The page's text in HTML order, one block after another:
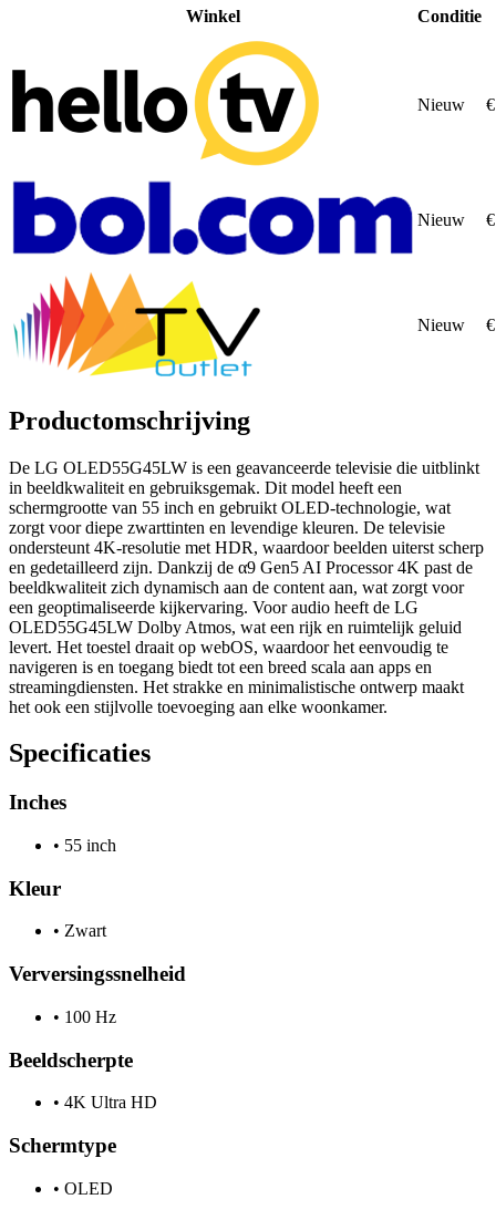
Winkel Conditie
Nieuw
Nieuw
Nieuw
Productomschrijving
De LG OLED55G45LW is een geavanceerde televisie die uitblinkt
in beeldkwaliteit en gebruiksgemak. Dit model heeft een
schermgrootte van 55 inch en gebruikt OLED-technologie, wat
zorgt voor diepe zwarttinten en levendige kleuren. De televisie
ondersteunt 4K-resolutie met HDR, waardoor beelden uiterst scherp
en gedetailleerd zijn. Dankzij de α9 Gen5 AI Processor 4K past de
beeldkwaliteit zich dynamisch aan de content aan, wat zorgt voor
een geoptimaliseerde kijkervaring. Voor audio heeft de LG
OLED55G45LW Dolby Atmos, wat een rijk en ruimtelijk geluid
levert. Het toestel draait op webOS, waardoor het eenvoudig te
navigeren is en toegang biedt tot een breed scala aan apps en
streamingdiensten. Het strakke en minimalistische ontwerp maakt
het ook een stijlvolle toevoeging aan elke woonkamer.
Specificaties
Inches
• 55 inch
Kleur
• Zwart
Verversingssnelheid
• 100 Hz
Beeldscherpte
• 4K Ultra HD
Schermtype
• OLED